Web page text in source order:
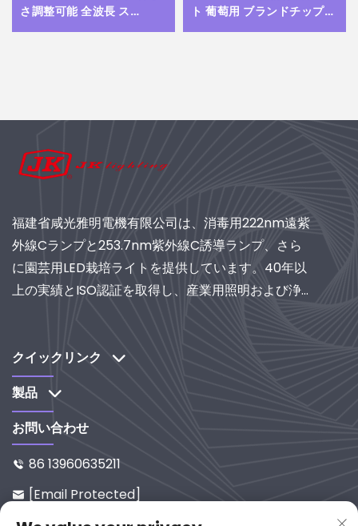
さ調整可能 全波長 ス
amsung Lm301h Evo
ト 葡萄用 ブランドチップ搭
載 フルサイクルスペクトル
福建省咸光雅明電機有限公司は、消毒用222nm遠紫
外線Cランプと253.7nm紫外線C誘導ランプ、さら
に園芸用LED栽培ライトを提供しています。40年以
上の実績とISO認証を取得し、産業用照明および浄化
クイックリンク
製品
お問い合わせ
 86 13960635211
 [email Protected]